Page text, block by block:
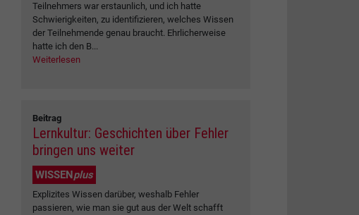
Teilnehmers war erstaunlich, und ich hatte
Schwierigkeiten, zu identifizieren, welches Wissen
der Teilnehmende genau braucht. Ehrlicherweise
hatte ich den B...
Weiterlesen
Beitrag
Lernkultur: Geschichten über Fehler
bringen uns weiter
WISSENplus
Explizites Wissen darüber, weshalb Fehler
passieren, wie man sie gut aus der Welt schafft